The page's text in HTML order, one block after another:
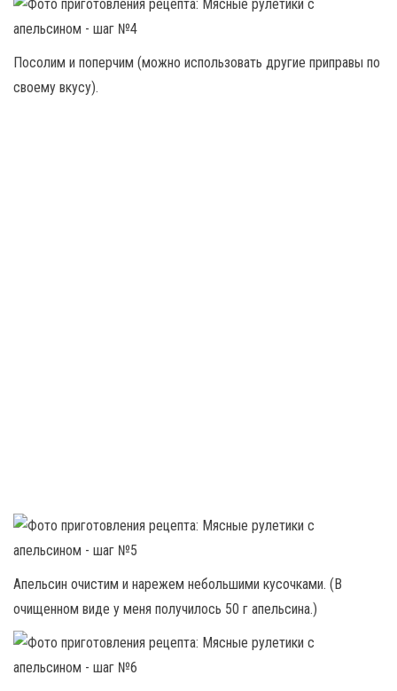
Посолим и поперчим (можно использовать другие приправы по
своему вкусу).
Апельсин очистим и нарежем небольшими кусочками. (В
очищенном виде у меня получилось 50 г апельсина.)